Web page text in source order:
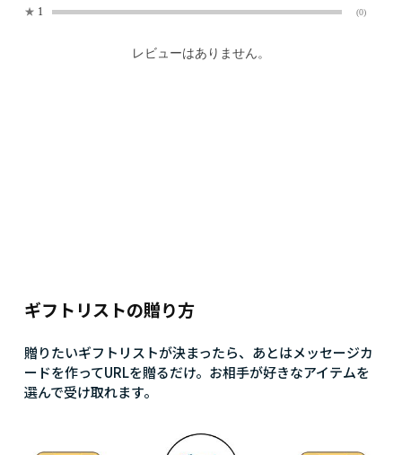
★ 1 (0)
レビューはありません。
ギフトリストの贈り方
贈りたいギフトリストが決まったら、あとはメッセージカ
ードを作ってURLを贈るだけ。お相手が好きなアイテムを
選んで受け取れます。